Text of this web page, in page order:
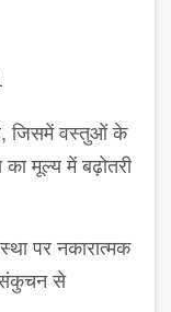
जिसमें वस्तुओं के
मूल्य में बढ़ोतरी
पर नकारात्मक
संकुचन से